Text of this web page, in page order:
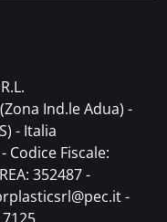
Ind.le Adua) -
- Italia
Codice Fiscale:
352487 -
-